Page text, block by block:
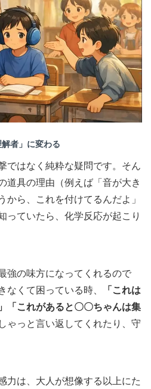
者」に変わる
ではなく純粋な疑問です。そん
道具の理由（例えば「音が大き
から、これを付けてるんだよ」
っていたら、化学反応が起こり
強の味方になってくれるので
なくて困っている時、
「これは
「これがあると〇〇ちゃんは集
ゃっと言い返してくれたり、守
力は、大人が想像する以上にた